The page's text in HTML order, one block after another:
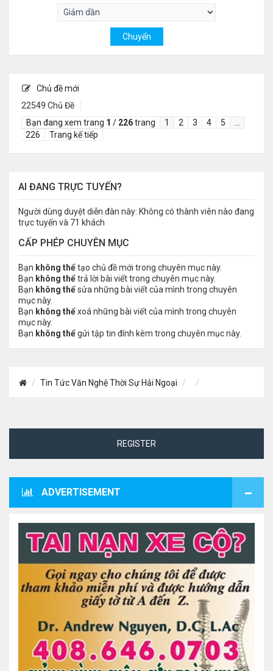
Chủ đề mới
22549 Chủ Đề
Bạn đang xem trang 1 / 226trang 1 2 3 4 5
226
Trang kế tiếp
AI ĐANG TRỰC TUYẾN?
Người dùng duyệt diễn đàn này: Không có thành viên nào đang
trực tuyến và 71 khách
CẤP PHÉP CHUYÊN MỤC
Bạn không thểtạo chủ đề mới trong chuyên mục này.
Bạn không thểtrả lời bài viết trong chuyên mục này.
Bạn không thểsửa những bài viết của mình trong chuyên
mục này.
Bạn không thểxoá những bài viết của mình trong chuyên
mục này.
Bạn không thểgửi tập tin đính kèm trong chuyên mục này.
Tin Tức Văn Nghệ Thời Sự Hải Ngoại
REGISTER
ADVERTISEMENT